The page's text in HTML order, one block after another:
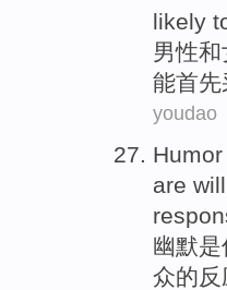
likely
男性和
能首先
youdao
Humor
are
幽默是
众的